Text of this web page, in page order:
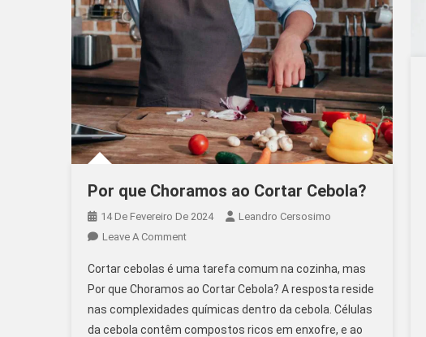
Por que Choramos ao Cortar Cebola?
14 De Fevereiro De 2024
Leandro Cersosimo
Leave A CommentOn
Que
Choramos
Ao
Cortar
Cortar cebolas é uma tarefa comum na cozinha, mas
Por que Choramos ao Cortar Cebola? A resposta reside
nas complexidades químicas dentro da cebola. Células
da cebola contêm compostos ricos em enxofre, e ao